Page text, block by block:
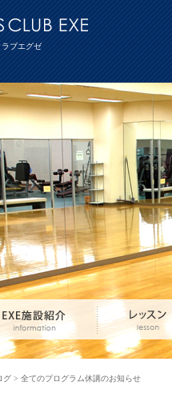
ブエグゼ
グ > 全てのプログラム休講のお知らせ